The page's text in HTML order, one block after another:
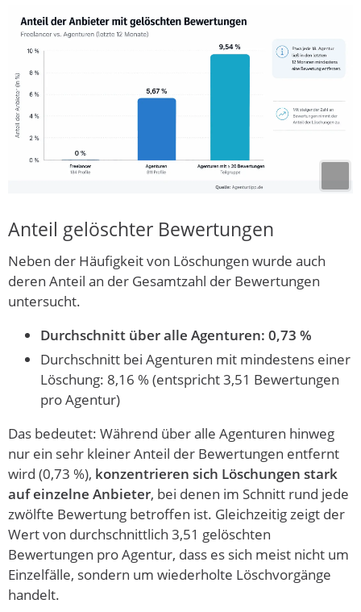
Anteil gelöschter Bewertungen
Neben der Häufigkeit von Löschungen wurde auch
deren Anteil an der Gesamtzahl der Bewertungen
untersucht.
Durchschnitt über alle Agenturen: 0,73 %
Durchschnitt bei Agenturen mit mindestens einer
Löschung: 8,16 % (entspricht 3,51 Bewertungen
pro Agentur)
Das bedeutet: Während über alle Agenturen hinweg
nur ein sehr kleiner Anteil der Bewertungen entfernt
wird (0,73 %), konzentrieren sich Löschungen stark
auf einzelne Anbieter, bei denen im Schnitt rund jede
zwölfte Bewertung betroffen ist. Gleichzeitig zeigt der
Wert von durchschnittlich 3,51 gelöschten
Bewertungen pro Agentur, dass es sich meist nicht um
Einzelfälle, sondern um wiederholte Löschvorgänge
handelt.